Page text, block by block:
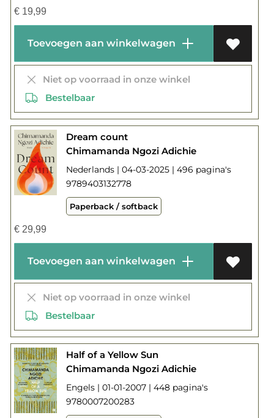
€19,99
Toevoegen aan winkelwagen
Niet op voorraad in onze winkel
Bestelbaar
Dream count
Chimamanda Ngozi Adichie
Nederlands | 04-03-2025 | 496 pagina's
9789403132778
Paperback / softback
€29,99
Toevoegen aan winkelwagen
Niet op voorraad in onze winkel
Bestelbaar
Half of a Yellow Sun
Chimamanda Ngozi Adichie
Engels | 01-01-2007 | 448 pagina's
9780007200283